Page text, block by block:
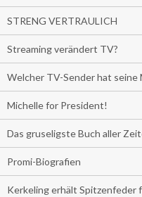
STRENG VERTRAULICH
Streaming verändert TV?
Welcher TV-Sender hat
Michelle for President!
Das gruseligste Buch aller
Promi-Biografien
Kerkeling erhält Spitzenfeder